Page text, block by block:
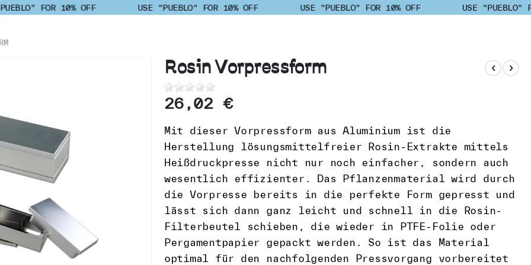
FOR 10% OFF USE "PUEBLO" FOR 10% OFF USE "PUEBLO" FOR 10% OFF USE "PUEBLO"
Rosin Vorpressform
26,02 €
Mit dieser Vorpressform aus Aluminium ist die
Herstellung lösungsmittelfreier Rosin-Extrakte mittels
Heißdruckpresse nicht nur noch einfacher, sondern auch
wesentlich effizienter. Das Pflanzenmaterial wird durch
die Vorpresse bereits in die perfekte Form gepresst und
lässt sich dann ganz leicht und schnell in die Rosin-
Filterbeutel schieben, die wieder in PTFE-Folie oder
Pergamentpapier gepackt werden. So ist das Material
optimal für den nachfolgenden Pressvorgang vorbereitet